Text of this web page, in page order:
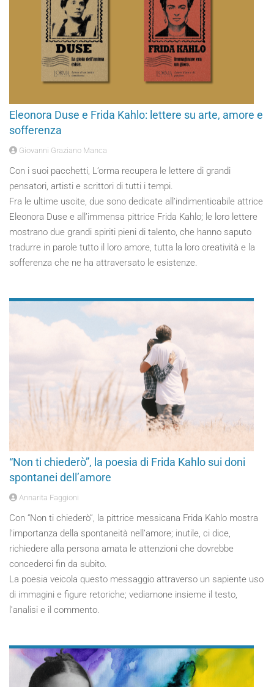
Eleonora Duse e Frida Kahlo: lettere su arte, amore e
sofferenza
Giovanni Graziano Manca
Con i suoi pacchetti, L’orma recupera le lettere di grandi
pensatori, artisti e scrittori di tutti i tempi.
Fra le ultime uscite, due sono dedicate all’indimenticabile attrice
Eleonora Duse e all’immensa pittrice Frida Kahlo; le loro lettere
mostrano due grandi spiriti pieni di talento, che hanno saputo
tradurre in parole tutto il loro amore, tutta la loro creatività e la
sofferenza che ne ha attraversato le esistenze.
“Non ti chiederò”, la poesia di Frida Kahlo sui doni
spontanei dell’amore
Annarita Faggioni
Con “Non ti chiederò”, la pittrice messicana Frida Kahlo mostra
l’importanza della spontaneità nell’amore; inutile, ci dice,
richiedere alla persona amata le attenzioni che dovrebbe
concederci fin da subito.
La poesia veicola questo messaggio attraverso un sapiente uso
di immagini e figure retoriche; vediamone insieme il testo,
l’analisi e il commento.